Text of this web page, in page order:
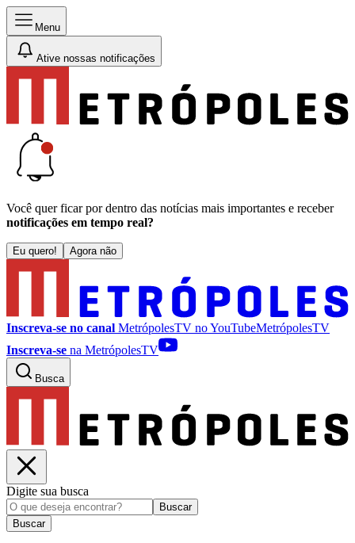
Menu
Ative nossas notificações
Você quer ficar por dentro das notícias mais importantes e receber
notificações em tempo real?
Eu quero! Agora não
Inscreva-se no canal MetrópolesTV noYouTubeMetrópolesTV
Inscreva-se na MetrópolesTV
Busca
Digite sua busca
Buscar
Buscar